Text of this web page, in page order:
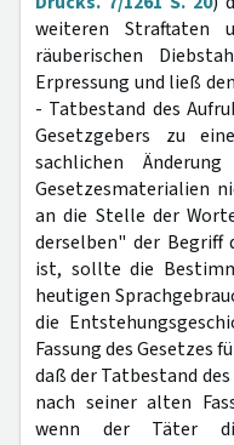
weiteren Straftaten
räuberischen
Erpressung und ließ
- Tatbestand des
Gesetzgebers zu
sachlichen
Gesetzesmaterialien
an die Stelle der
derselben" der Begriff
ist, sollte die
heutigen
die
Fassung des Gesetzes
daß der Tatbestand des
nach seiner alten
wenn der Täter